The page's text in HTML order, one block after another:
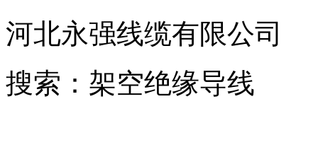
河北永强线缆有限公司
搜索：架空绝缘导线